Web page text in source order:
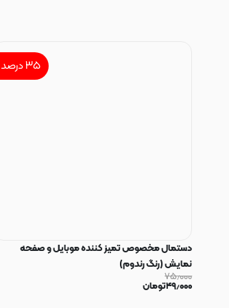
۳۵درصد
دستمال مخصوص تمیز کننده موبایل و صفحه
نمایش (رنگ رندوم)
۷۵٫۰۰۰
۴۹٫۰۰۰تومان